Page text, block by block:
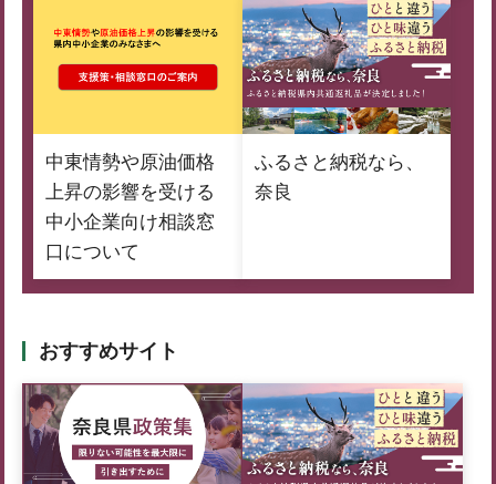
中東情勢や原油価格
上昇の影響を受ける
中小企業向け相談窓
口について
ふるさと納税なら、
奈良
おすすめサイト